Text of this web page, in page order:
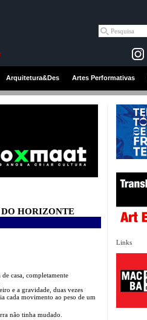
Arquitetura&Des Artes Performativas
Links
HORIZONTE
casa, completamente
e a gravidade, duas vezes
cada movimento ao peso de um
não tinha mudado.